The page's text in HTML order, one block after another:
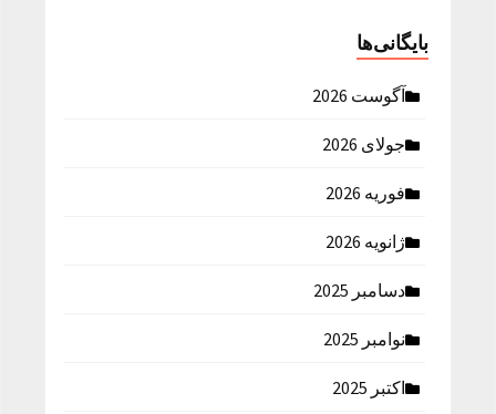
بایگانی‌ها
آگوست 2026
جولای 2026
فوریه 2026
ژانویه 2026
دسامبر 2025
نوامبر 2025
اکتبر 2025